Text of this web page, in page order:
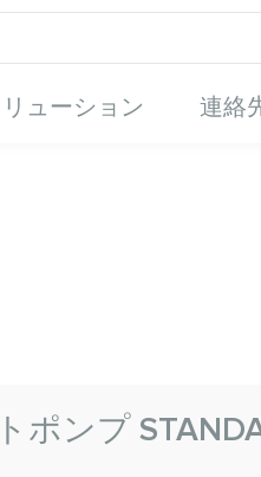
ューション 連絡
ポンプ